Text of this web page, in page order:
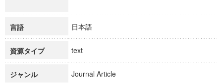
言語 日本語
資源タイプ text
ジャンル Journal Article